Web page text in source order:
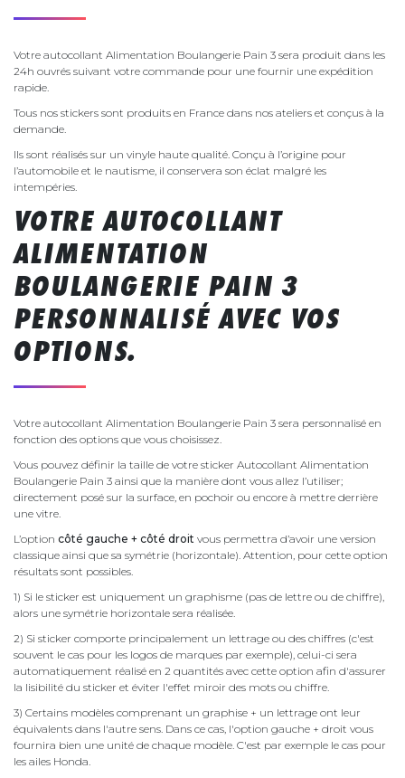
Votre autocollant Alimentation Boulangerie Pain 3 sera produit dans les
24h ouvrés suivant votre commande pour une fournir une expédition
rapide.
Tous nos stickers sont produits en France dans nos ateliers et conçus à la
demande.
Ils sont réalisés sur un vinyle haute qualité. Conçu à l’origine pour
l’automobile et le nautisme, il conservera son éclat malgré les
intempéries.
VOTRE AUTOCOLLANT
ALIMENTATION
BOULANGERIE PAIN 3
PERSONNALISÉ AVEC VOS
OPTIONS.
Votre autocollant Alimentation Boulangerie Pain 3 sera personnalisé en
fonction des options que vous choisissez.
Vous pouvez définir la taille de votre sticker Autocollant Alimentation
Boulangerie Pain 3 ainsi que la manière dont vous allez l’utiliser;
directement posé sur la surface, en pochoir ou encore à mettre derrière
une vitre.
L’option côté gauche + côté droit vous permettra d’avoir une version
classique ainsi que sa symétrie (horizontale). Attention, pour cette option
résultats sont possibles.
1) Si le sticker est uniquement un graphisme (pas de lettre ou de chiffre),
alors une symétrie horizontale sera réalisée.
2) Si sticker comporte principalement un lettrage ou des chiffres (c'est
souvent le cas pour les logos de marques par exemple), celui-ci sera
automatiquement réalisé en 2 quantités avec cette option afin d'assurer
la lisibilité du sticker et éviter l'effet miroir des mots ou chiffre.
3) Certains modèles comprenant un graphise + un lettrage ont leur
équivalents dans l'autre sens. Dans ce cas, l'option gauche + droit vous
fournira bien une unité de chaque modèle. C'est par exemple le cas pour
les ailes Honda.